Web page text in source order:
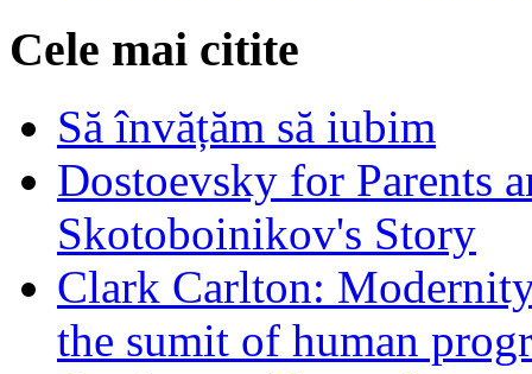
Cele mai citite
Să învățăm să iubim
Dostoevsky for Parents
Skotoboinikov's Story
Clark Carlton:
the sumit of human